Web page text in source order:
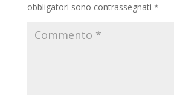
obbligatori sono contrassegnati *